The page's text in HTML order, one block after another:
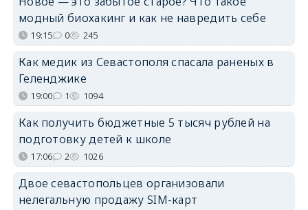
модный биохакинг и как не навредить себе
19:15 0 245
Как медик из Севастополя спасала раненых в
Геленджике
19:00 1 1094
Как получить бюджетные 5 тысяч рублей на
подготовку детей к школе
17:06 2 1026
Двое севастопольцев организовали
нелегальную продажу SIM-карт